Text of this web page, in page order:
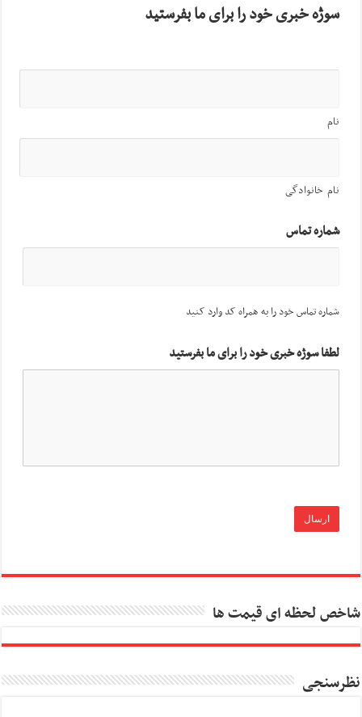
سوژه خبری خود را برای ما بفرستید
نام
نام خانوادگی
شماره تماس
شماره تماس خود را به همراه کد وارد کنید
لطفا سوژه خبری خود را برای ما بفرستید
شاخص لحظه ای قیمت ها
نظرسنجی